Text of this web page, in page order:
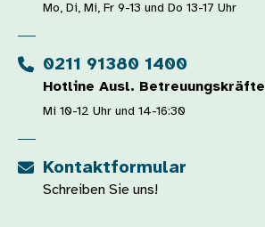
Mo, Di, Mi, Fr 9-13 und Do 13-17 Uhr
0211 91380 1400
Hotline Ausl. Betreuungskräfte
Mi 10-12 Uhr und 14-16:30
Kontaktformular
Schreiben Sie uns!